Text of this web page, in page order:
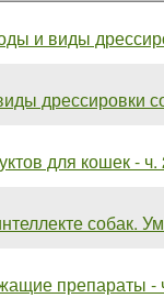
и виды
дрессировки
для кошек - ч.
собак.
препараты -